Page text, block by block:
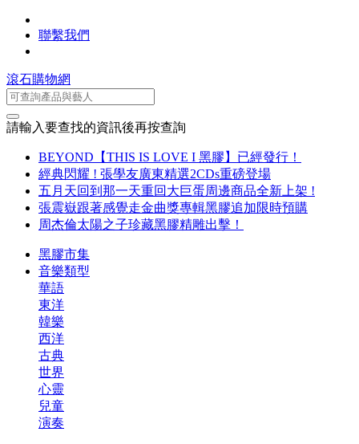
聯繫我們
滾石購物網
請輸入要查找的資訊後再按查詢
BEYOND【THIS IS LOVE I 黑膠】已經發行！
經典閃耀 ! 張學友廣東精選2CDs重磅登場
五月天回到那一天重回大巨蛋周邊商品全新上架 !
張震嶽跟著感覺走金曲獎專輯黑膠追加限時預購
周杰倫太陽之子珍藏黑膠精雕出擊！
黑膠市集
音樂類型
華語
東洋
韓樂
西洋
古典
世界
心靈
兒童
演奏